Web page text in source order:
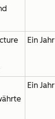
Ein Jahr
Ein Jahr